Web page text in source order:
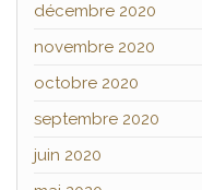
décembre 2020
novembre 2020
octobre 2020
septembre 2020
juin 2020